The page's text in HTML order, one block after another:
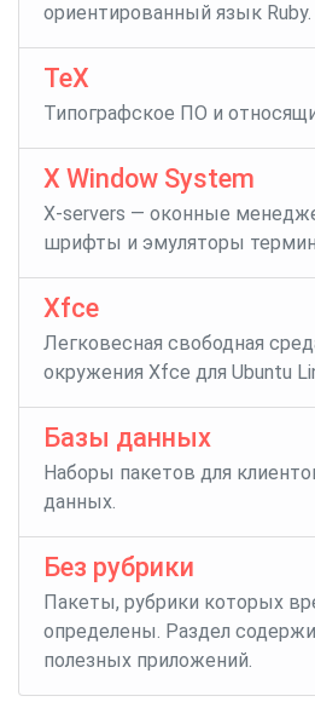
ориентированный язык Ruby.
TeX
Типографское ПО и
X Window System
X-servers — оконные
шрифты и эмуляторы
Xfce
Легковесная свободная
окружения Xfce для Ubuntu
Базы данных
Наборы пакетов для
данных.
Без рубрики
Пакеты, рубрики которых
определены. Раздел
полезных приложений.